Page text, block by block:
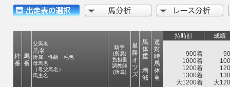
枠
番
馬
番
父馬名
馬名
所属 性齢 毛色
母馬名
（母父馬名）
馬主名
騎手
(所属)
負担重
調教師
(所属)
単
勝
オ
ツ
ズ
馬
体
重
増
減
連
対
時
馬
体
重
持時計 成績
900着
1000着
1200着
1300着
大1200着
大